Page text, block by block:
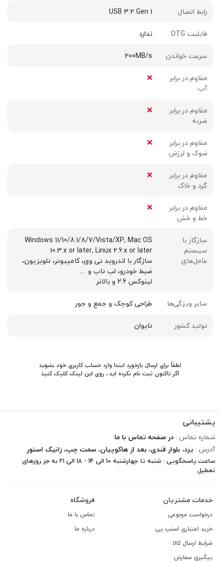
رابط اتصال
USB 3.2 Gen 1
قابلیت OTG
ندارد
سرعت خواندن
200MB/s
مقاوم در برابر
آب
مقاوم در برابر
ضربه
مقاوم در برابر
شوک و لرزش
مقاوم در برابر
گرد و خاک
مقاوم در برابر
خط و خش
سازگار با
سیستم
عامل‌های
Windows 11/10/8.1/8/7/Vista/XP, Mac OS
10.3.x or later, Linux 2.6.x or later
سازگار با اندروید تی وی، کامپیوتر، تلویزیون،
ضبط خودرو، لپ تاپ و …
لینوکس 2.6 و بالاتر
سایر ویژگی‌ها
طراحی کوچک و جمع و جور
تولید کشور
تایوان
لطفاً برای ارسال بازخورد ابتدا وارد حساب کاربری خود بشوید
اگر تاکنون ثبت نام نکرده اید ، روی این لینک کلیک کنید
پشتیبانی
شماره تماس : در صفحه تماس با ما
آدرس : یزد، بلوار قندی، بعد از هاکوپیان، سمت چپ، زانیک استور
ساعت پاسخگویی : شنبه تا چهارشنبه 10 الی 14 - 18 الی 21 به جز روزهای
تعطیل
خدمات مشتریان
درخواست مرجوعی
خرید اعتباری اسنپ پی
شرایط ارسال کالا
پیگیری سفارش
فروشگاه
تماس با ما
درباره ما